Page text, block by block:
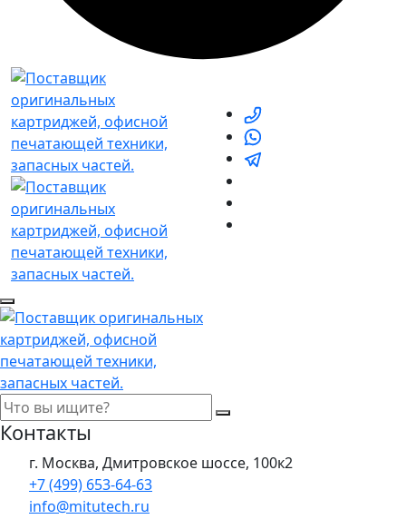
Контакты
г. Москва, Дмитровское шоссе, 100к2
+7 (499) 653-64-63
info@mitutech.ru